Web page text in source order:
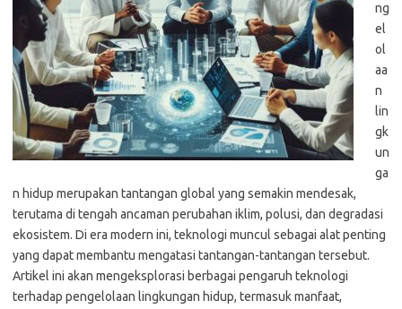
ng
el
ol
aa
n
lin
gk
un
ga
n hidup merupakan tantangan global yang semakin mendesak,
terutama di tengah ancaman perubahan iklim, polusi, dan degradasi
ekosistem. Di era modern ini, teknologi muncul sebagai alat penting
yang dapat membantu mengatasi tantangan-tantangan tersebut.
Artikel ini akan mengeksplorasi berbagai pengaruh teknologi
terhadap pengelolaan lingkungan hidup, termasuk manfaat,